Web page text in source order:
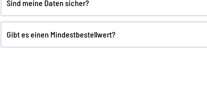
Sind meine Daten sicher?
Gibt es einen Mindestbestellwert?